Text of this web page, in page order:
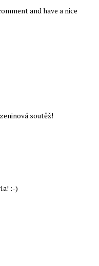
and have a nice
soutěž!
:-)